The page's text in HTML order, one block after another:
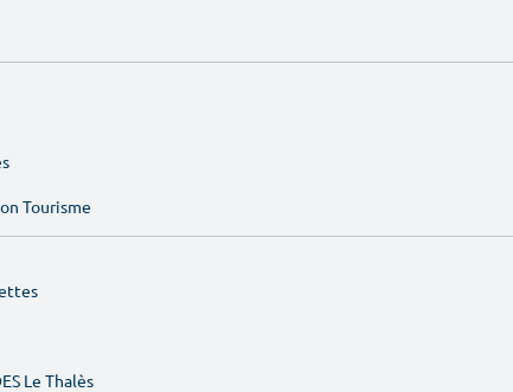
Tourisme
Le Thalès